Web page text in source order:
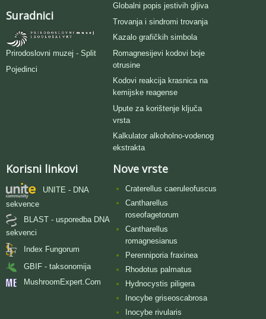
Suradnici
Prirodoslovni muzej - Split
Pojedinci
Globalni popis jestivih gljiva
Trovanja i sindromi trovanja
Kazalo grafičkih simbola
Romagnesijevi kodovi boje
otrusine
Kodovi reakcija krasnica na
kemijske reagense
Upute za korištenje ključa
vrsta
Kalkulator alkoholno-vodenog
ekstrakta
Korisni linkovi
UNITE - DNA
sekvence
BLAST - usporedba DNA
sekvenci
Index Fungorum
GBIF - taksonomija
MushroomExpert.Com
Nove vrste
Craterellus caeruleofuscus
Cantharellus
roseofagetorum
Cantharellus
romagnesianus
Perenniporia fraxinea
Rhodotus palmatus
Hydnocystis piligera
Inocybe griseoscabrosa
Inocybe rivularis